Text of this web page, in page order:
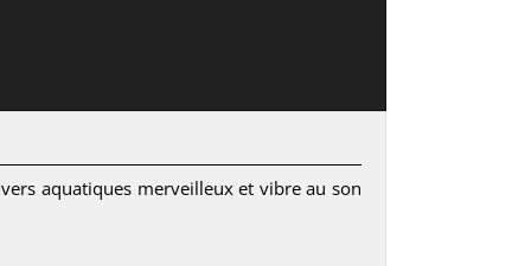
aquatiques merveilleux et vibre au son